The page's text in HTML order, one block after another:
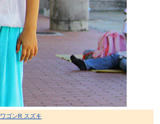
ワゴンR スズキ